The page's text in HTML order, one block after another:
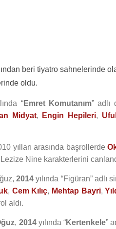
beri tiyatro sahnelerinde
oldu.
“Emret Komutanım” adlı
Midyat, Engin Hepileri,
yılları arasında başrollerde
Nine karakterlerini
2014 yılında “Figüran” adlı
, Cem Kılıç, Mehtap Bayri,
aldı.
, 2014yılında “Kertenkele”